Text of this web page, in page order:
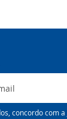
concordo com a